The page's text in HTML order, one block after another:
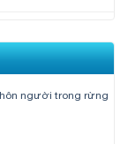
người trong rừng